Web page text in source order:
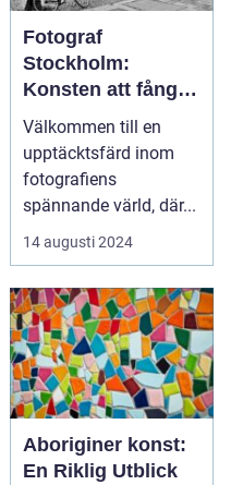
Fotograf
Stockholm:
Konsten att fånga
ögonblicket
Välkommen till en
upptäcktsfärd inom
fotografiens
spännande värld, där...
14 augusti 2024
Aboriginer konst:
En Riklig Utblick